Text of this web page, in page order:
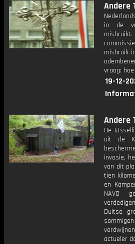
Andere
in de
misbruik
vraag:
19-12-
Andere
De
uit de
invasie,
van dit
tien
en
NAVO
Duitse
actueler